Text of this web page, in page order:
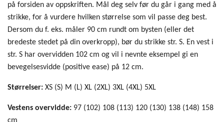
på forsiden av oppskriften. Mål deg selv før du går i gang med å
strikke, for å vurdere hvilken størrelse som vil passe deg best.
Dersom du f. eks. måler 90 cm rundt om bysten (eller det
bredeste stedet på din overkropp), bør du strikke str. S. En vest i
str. S har overvidden 102 cm og vil i nevnte eksempel gi en
bevegelsesvidde (positive ease) på 12 cm.
Størrelser: XS (S) M (L) XL (2XL) 3XL (4XL) 5XL
Vestens overvidde: 97 (102) 108 (113) 120 (130) 138 (148) 158
cm